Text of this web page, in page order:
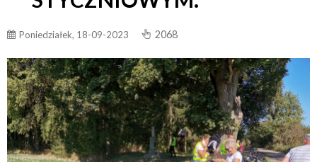
Poniedziałek, 18-09-2023 2068